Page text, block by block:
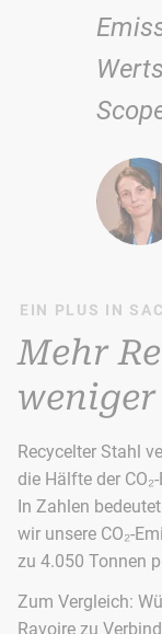
EIN PLUS IN
Mehr
Recycelter Stahl
die Hälfte der
In Zahlen
wir unsere CO₂-
zu 4.050 Tonnen
Zum Vergleich:
Ravoire zu